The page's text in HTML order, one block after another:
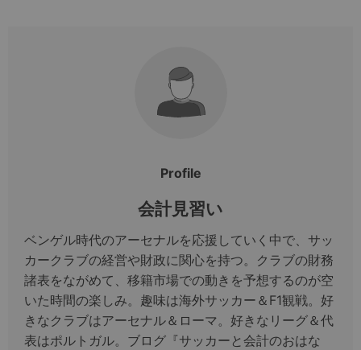
Profile
会計見習い
ベンゲル時代のアーセナルを応援していく中で、サッ
カークラブの経営や財政に関心を持つ。クラブの財務
諸表をながめて、移籍市場での動きを予想するのが空
いた時間の楽しみ。趣味は海外サッカー＆F1観戦。好
きなクラブはアーセナル＆ローマ。好きなリーグ＆代
表はポルトガル。ブログ『サッカーと会計のおはな